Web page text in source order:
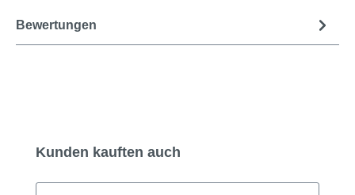
Bewertungen
Produktgalerie überspringen
Kunden kauften auch